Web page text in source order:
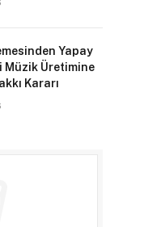
Yapay
Müzik Üretimine
Kararı